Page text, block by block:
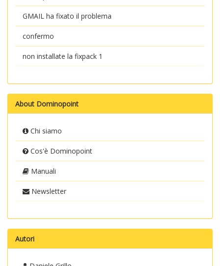
GMAIL ha fixato il problema
confermo
non installate la fixpack 1
About Dominopoint
Chi siamo
Cos'è Dominopoint
Manuali
Newsletter
Autori